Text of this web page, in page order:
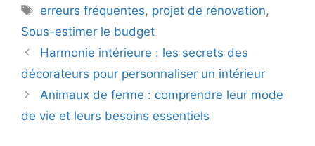
Mots-
clés
erreurs fréquentes, projet de rénovation,
Sous-estimer le budget
Harmonie intérieure : les secrets des
décorateurs pour personnaliser un intérieur
Animaux de ferme : comprendre leur mode
de vie et leurs besoins essentiels